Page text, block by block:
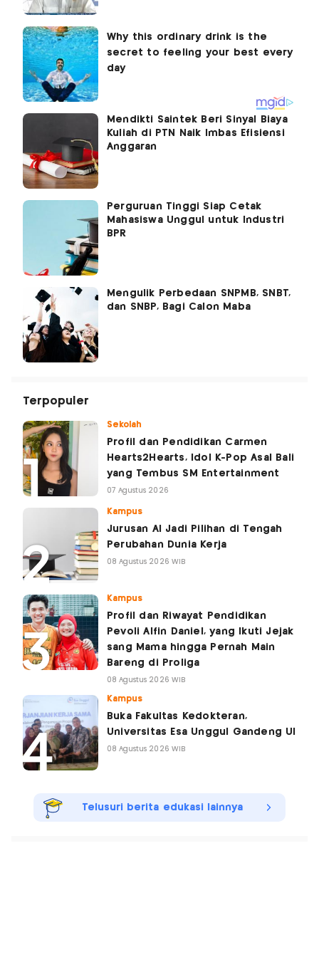
Mendikti Saintek Beri Sinyal Biaya
Kuliah di PTN Naik Imbas Efisiensi
Anggaran
Perguruan Tinggi Siap Cetak
Mahasiswa Unggul untuk Industri
BPR
Mengulik Perbedaan SNPMB, SNBT,
dan SNBP, Bagi Calon Maba
Terpopuler
Sekolah
Profil dan Pendidikan Carmen
Hearts2Hearts, Idol K-Pop Asal Bali
yang Tembus SM Entertainment
07 Agustus 2026
Kampus
Jurusan AI Jadi Pilihan di Tengah
Perubahan Dunia Kerja
08 Agustus 2026 WIB
Kampus
Profil dan Riwayat Pendidikan
Pevoli Alfin Daniel, yang Ikuti Jejak
sang Mama hingga Pernah Main
Bareng di Proliga
08 Agustus 2026 WIB
Kampus
Buka Fakultas Kedokteran,
Universitas Esa Unggul Gandeng UI
08 Agustus 2026 WIB
Telusuri berita edukasi lainnya